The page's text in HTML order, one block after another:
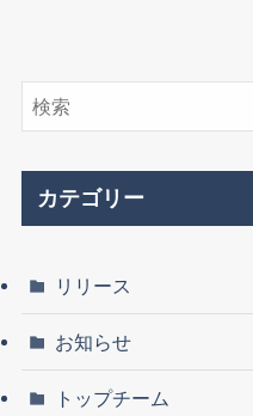
カテゴリー
リリース
お知らせ
トップチーム